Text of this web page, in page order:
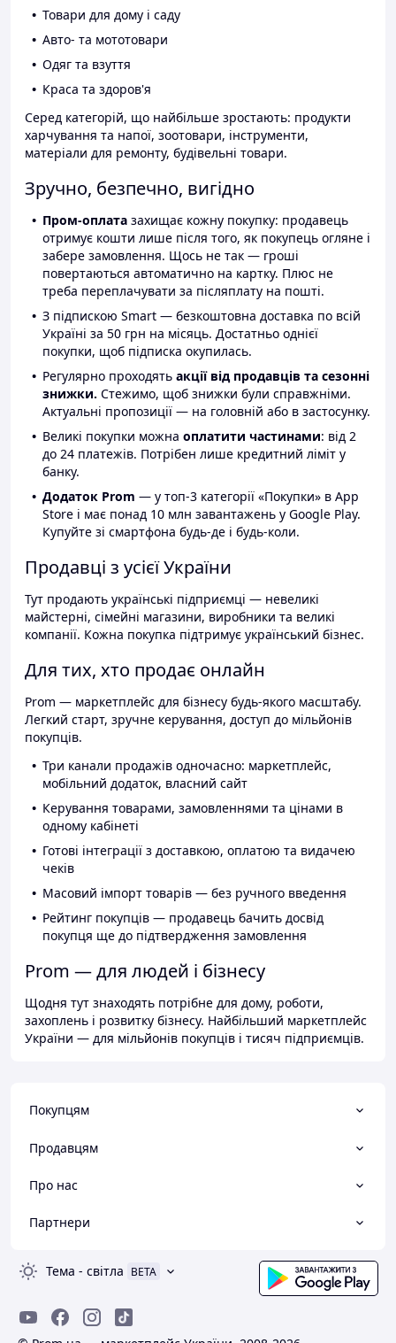
Товари для дому і саду
Авто- та мототовари
Одяг та взуття
Краса та здоров'я
Серед категорій, що найбільше зростають: продукти
харчування та напої, зоотовари, інструменти,
матеріали для ремонту, будівельні товари.
Зручно, безпечно, вигідно
Пром-оплата захищає кожну покупку: продавець
отримує кошти лише після того, як покупець огляне і
забере замовлення. Щось не так — гроші
повертаються автоматично на картку. Плюс не
треба переплачувати за післяплату на пошті.
З підпискою Smart — безкоштовна доставка по всій
Україні за 50 грн на місяць. Достатньо однієї
покупки, щоб підписка окупилась.
Регулярно проходять акції від продавців та сезонні
знижки. Стежимо, щоб знижки були справжніми.
Актуальні пропозиції — на головній або в застосунку.
Великі покупки можна оплатити частинами: від 2
до 24 платежів. Потрібен лише кредитний ліміт у
банку.
Додаток Prom — у топ-3 категорії «Покупки» в App
Store і має понад 10 млн завантажень у Google Play.
Купуйте зі смартфона будь-де і будь-коли.
Продавці з усієї України
Тут продають українські підприємці — невеликі
майстерні, сімейні магазини, виробники та великі
компанії. Кожна покупка підтримує український бізнес.
Для тих, хто продає онлайн
Prom — маркетплейс для бізнесу будь-якого масштабу.
Легкий старт, зручне керування, доступ до мільйонів
покупців.
Три канали продажів одночасно: маркетплейс,
мобільний додаток, власний сайт
Керування товарами, замовленнями та цінами в
одному кабінеті
Готові інтеграції з доставкою, оплатою та видачею
чеків
Масовий імпорт товарів — без ручного введення
Рейтинг покупців — продавець бачить досвід
покупця ще до підтвердження замовлення
Prom — для людей і бізнесу
Щодня тут знаходять потрібне для дому, роботи,
захоплень і розвитку бізнесу. Найбільший маркетплейс
України — для мільйонів покупців і тисяч підприємців.
Покупцям
Продавцям
Про нас
Партнери
Тема - світла BETA